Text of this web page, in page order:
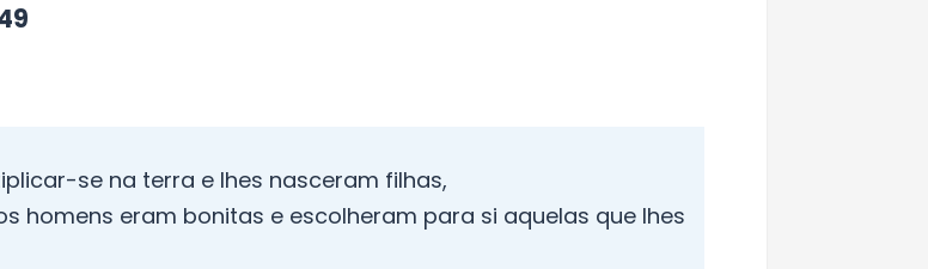
se na terra e lhes nasceram filhas,
homens eram bonitas e escolheram para si aquelas que lhes